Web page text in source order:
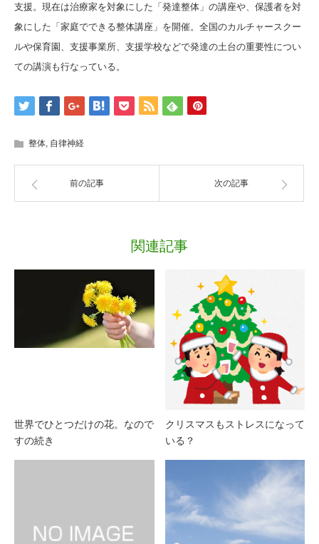
支援。現在は治療家を対象にした「発達整体」の講座や、保護者を対
象にした「家庭でできる整体講座」を開催。全国のカルチャースクー
ルや保育園、支援事業所、支援学校などで発達の土台の重要性につい
ての講演も行なっている。
整体, 自律神経
前の記事 次の記事
関連記事
世界でひとつだけの花。なので
すの続き
クリスマスもストレスになって
いる？